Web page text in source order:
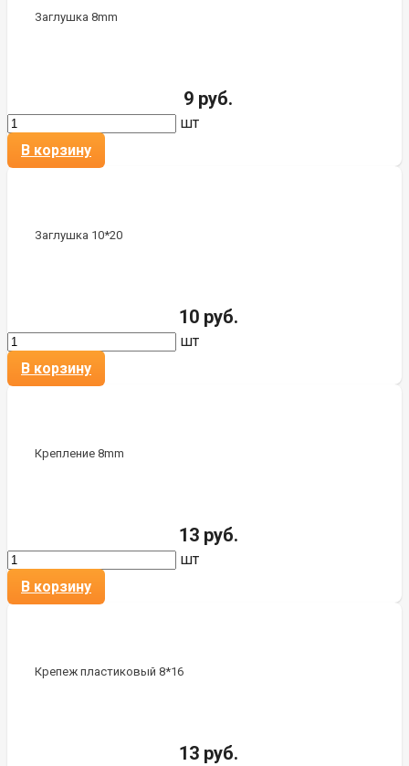
Заглушка 8mm
9 руб.
шт
В корзину
Заглушка 10*20
10 руб.
шт
В корзину
Крепление 8mm
13 руб.
шт
В корзину
Крепеж пластиковый 8*16
13 руб.